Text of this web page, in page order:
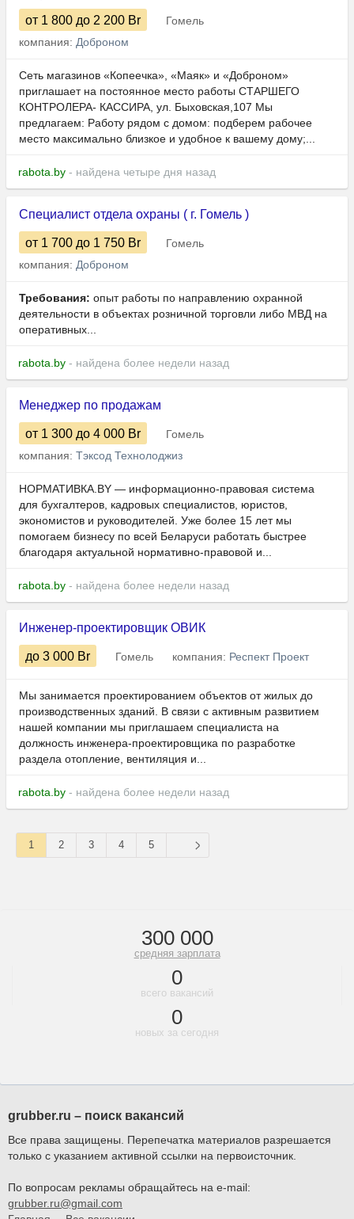
от 1 800 до 2 200 Br
Гомель
компания: Доброном
Сеть магазинов «Копеечка», «Маяк» и «Доброном»
приглашает на постоянное место работы СТАРШЕГО
КОНТРОЛЕРА- КАССИРА, ул. Быховская,107 Мы
предлагаем: Работу рядом с домом: подберем рабочее
место максимально близкое и удобное к вашему дому;...
rabota.by - найдена четыре дня назад
Специалист отдела охраны ( г. Гомель )
от 1 700 до 1 750 Br
Гомель
компания: Доброном
Требования: опыт работы по направлению охранной
деятельности в объектах розничной торговли либо МВД на
оперативных...
rabota.by - найдена более недели назад
Менеджер по продажам
от 1 300 до 4 000 Br
Гомель
компания: Тэксод Технолоджиз
НОРМАТИВКА.BY — информационно-правовая система
для бухгалтеров, кадровых специалистов, юристов,
экономистов и руководителей. Уже более 15 лет мы
помогаем бизнесу по всей Беларуси работать быстрее
благодаря актуальной нормативно-правовой и...
rabota.by - найдена более недели назад
Инженер-проектировщик ОВИК
до 3 000 Br Гомель компания: Респект Проект
Мы занимается проектированием объектов от жилых до
производственных зданий. В связи с активным развитием
нашей компании мы приглашаем специалиста на
должность инженера-проектировщика по разработке
раздела отопление, вентиляция и...
rabota.by - найдена более недели назад
1 2 3 4 5
300 000
средняя зарплата
0
всего вакансий
0
новых за сегодня
grubber.ru – поиск вакансий
Все права защищены. Перепечатка материалов разрешается
только с указанием активной ссылки на первоисточник.
По вопросам рекламы обращайтесь на e-mail:
grubber.ru@gmail.com